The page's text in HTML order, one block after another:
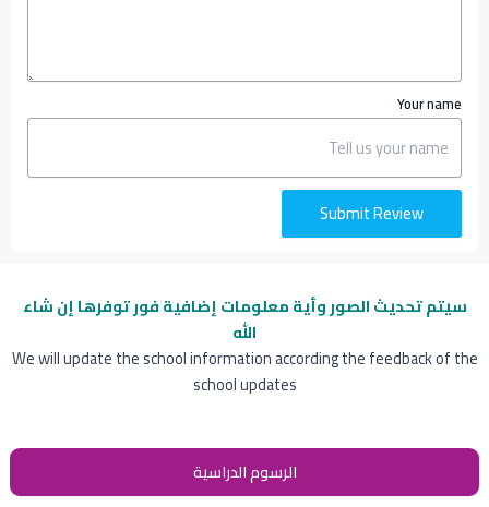
سيتم تحديث الصور وأية معلومات إضافيةفور توفرها إن شاء
الله
We will update the school information according the feedback of the
school updates
الرسوم الدراسية
Your name
Submit Review